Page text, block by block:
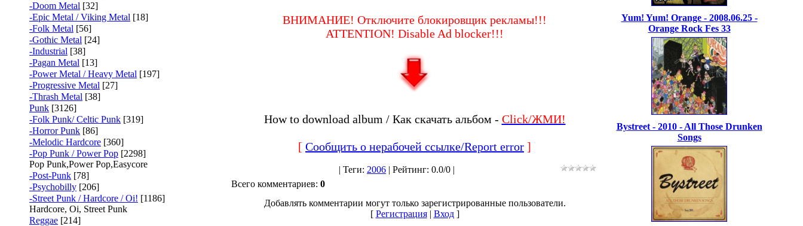
-Doom Metal [32]
-Epic Metal / Viking Metal [18]
-Folk Metal [56]
-Gothic Metal [24]
-Industrial [38]
-Pagan Metal [13]
-Power Metal / Heavy Metal [197]
-Progressive Metal [27]
-Thrash Metal [38]
Punk [3126]
-Folk Punk/ Celtic Punk [319]
-Horror Punk [86]
-Melodic Hardcore [360]
-Pop Punk / Power Pop [2298]
Pop Punk,Power Pop,Easycore
-Post-Punk [78]
-Psychobilly [206]
-Street Punk / Hardcore / Oi! [1186]
Hardcore, Oi, Street Punk
Reggae [214]
ВНИМАНИЕ! Отключите блокировщик рекламы!!!
ATTENTION! Disable Ad blocker!!!
How to download album / Как скачать альбом - Click/ЖМИ!
[ Сообщить о нерабочей ссылке/Report error ]
| Теги: 2006 | Рейтинг: 0.0/0 |
Всего комментариев: 0
Добавлять комментарии могут только зарегистрированные пользователи.
[ Регистрация| Вход]
Yum! Yum! Orange - 2008.06.25 -
Orange Rock Fes 33
Bystreet - 2010 - All Those Drunken
Songs